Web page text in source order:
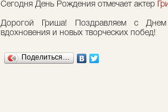
Сегодня День Рождения отмечает актер
Дорогой Гриша! Поздравляем с
вдохновения и новых творческих побед!
Поделиться…